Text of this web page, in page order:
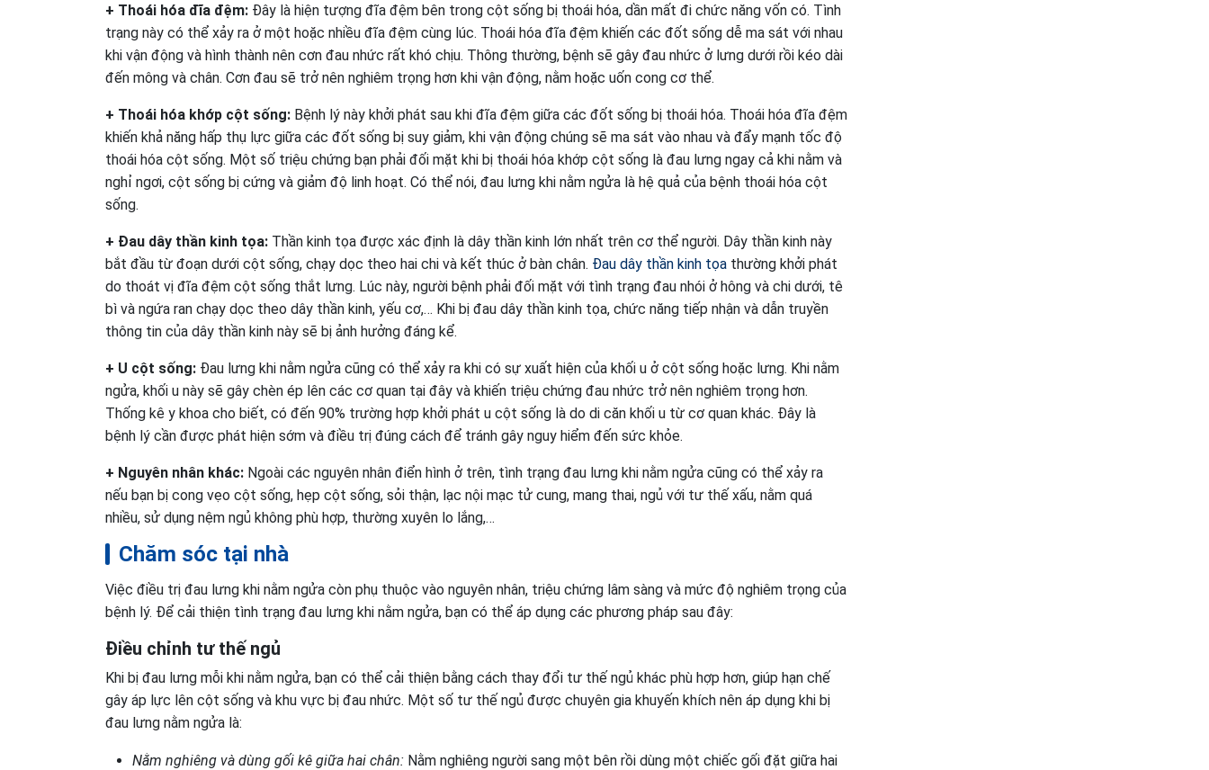
+ Thoái hóa đĩa đệm: Đây là hiện tượng đĩa đệm bên trong cột sống bị thoái hóa, dần mất đi chức năng vốn có. Tình
trạng này có thể xảy ra ở một hoặc nhiều đĩa đệm cùng lúc. Thoái hóa đĩa đệm khiến các đốt sống dễ ma sát với nhau
khi vận động và hình thành nên cơn đau nhức rất khó chịu. Thông thường, bệnh sẽ gây đau nhức ở lưng dưới rồi kéo dài
đến mông và chân. Cơn đau sẽ trở nên nghiêm trọng hơn khi vận động, nằm hoặc uốn cong cơ thể.
+ Thoái hóa khớp cột sống: Bệnh lý này khởi phát sau khi đĩa đệm giữa các đốt sống bị thoái hóa. Thoái hóa đĩa đệm
khiến khả năng hấp thụ lực giữa các đốt sống bị suy giảm, khi vận động chúng sẽ ma sát vào nhau và đẩy mạnh tốc độ
thoái hóa cột sống. Một số triệu chứng bạn phải đối mặt khi bị thoái hóa khớp cột sống là đau lưng ngay cả khi nằm và
nghỉ ngơi, cột sống bị cứng và giảm độ linh hoạt. Có thể nói, đau lưng khi nằm ngửa là hệ quả của bệnh thoái hóa cột
sống.
+ Đau dây thần kinh tọa: Thần kinh tọa được xác định là dây thần kinh lớn nhất trên cơ thể người. Dây thần kinh này
bắt đầu từ đoạn dưới cột sống, chạy dọc theo hai chi và kết thúc ở bàn chân. Đau dây thần kinh tọa thường khởi phát
do thoát vị đĩa đệm cột sống thắt lưng. Lúc này, người bệnh phải đối mặt với tình trạng đau nhói ở hông và chi dưới, tê
bì và ngứa ran chạy dọc theo dây thần kinh, yếu cơ,… Khi bị đau dây thần kinh tọa, chức năng tiếp nhận và dẫn truyền
thông tin của dây thần kinh này sẽ bị ảnh hưởng đáng kể.
+ U cột sống: Đau lưng khi nằm ngửa cũng có thể xảy ra khi có sự xuất hiện của khối u ở cột sống hoặc lưng. Khi nằm
ngửa, khối u này sẽ gây chèn ép lên các cơ quan tại đây và khiến triệu chứng đau nhức trở nên nghiêm trọng hơn.
Thống kê y khoa cho biết, có đến 90% trường hợp khởi phát u cột sống là do di căn khối u từ cơ quan khác. Đây là
bệnh lý cần được phát hiện sớm và điều trị đúng cách để tránh gây nguy hiểm đến sức khỏe.
+ Nguyên nhân khác: Ngoài các nguyên nhân điển hình ở trên, tình trạng đau lưng khi nằm ngửa cũng có thể xảy ra
nếu bạn bị cong vẹo cột sống, hẹp cột sống, sỏi thận, lạc nội mạc tử cung, mang thai, ngủ với tư thế xấu, nằm quá
nhiều, sử dụng nệm ngủ không phù hợp, thường xuyên lo lắng,…
Chăm sóc tại nhà
Việc điều trị đau lưng khi nằm ngửa còn phụ thuộc vào nguyên nhân, triệu chứng lâm sàng và mức độ nghiêm trọng của
bệnh lý. Để cải thiện tình trạng đau lưng khi nằm ngửa, bạn có thể áp dụng các phương pháp sau đây:
Điều chỉnh tư thế ngủ
Khi bị đau lưng mỗi khi nằm ngửa, bạn có thể cải thiện bằng cách thay đổi tư thế ngủ khác phù hợp hơn, giúp hạn chế
gây áp lực lên cột sống và khu vực bị đau nhức. Một số tư thế ngủ được chuyên gia khuyến khích nên áp dụng khi bị
đau lưng nằm ngửa là:
Nằm nghiêng và dùng gối kê giữa hai chân: Nằm nghiêng người sang một bên rồi dùng một chiếc gối đặt giữa hai